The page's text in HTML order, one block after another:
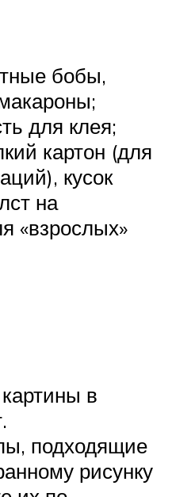
бобы,
для клея;
картон (для
кусок
на
«взрослых»
в
подходящие
рисунку